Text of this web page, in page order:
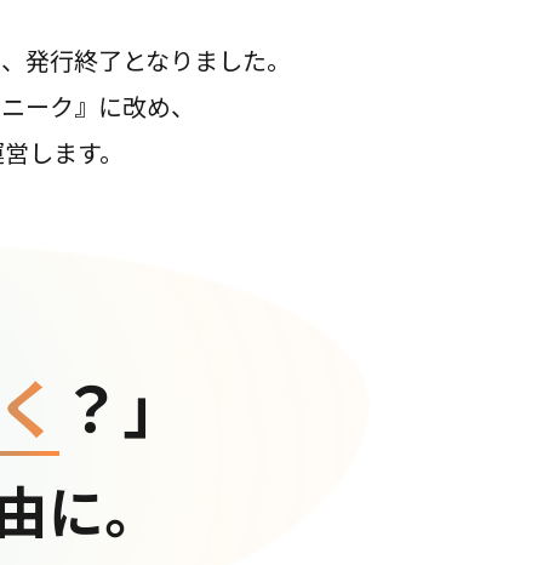
発行終了となりました。
ーク』に改め、
します。
？」
に。